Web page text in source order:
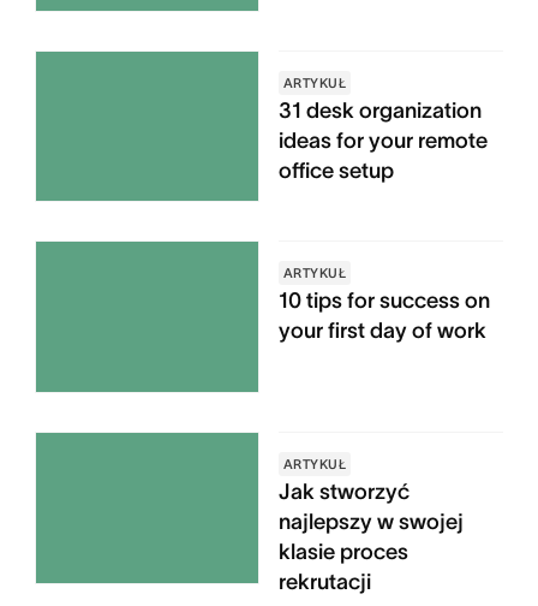
ARTYKUŁ
31 desk organization
ideas for your remote
office setup
ARTYKUŁ
10 tips for success on
your first day of work
ARTYKUŁ
Jak stworzyć
najlepszy w swojej
klasie proces
rekrutacji